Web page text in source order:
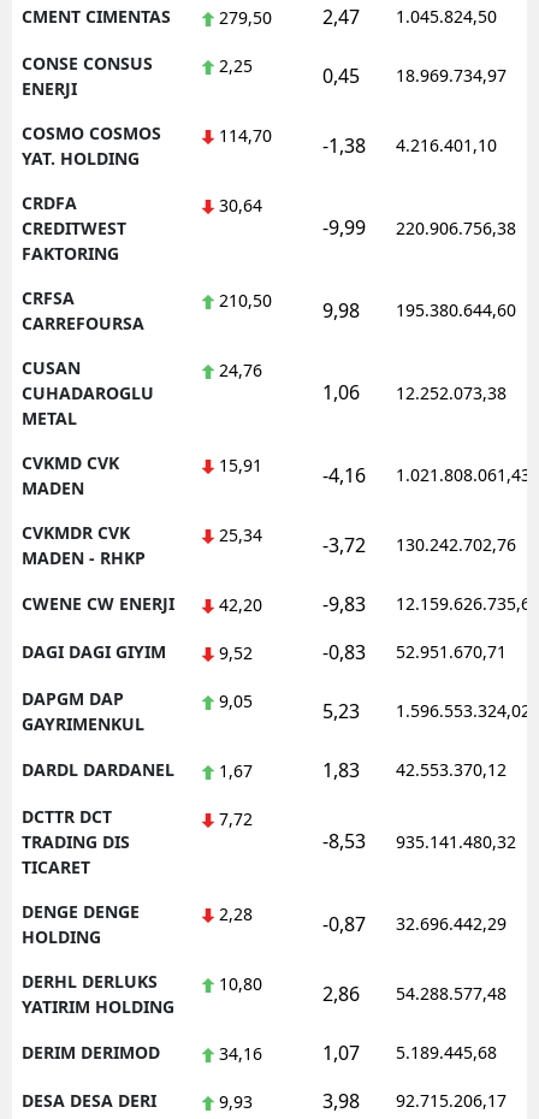
CMENT CIMENTAS 279,50 2,47 1.045.824,50
CONSE CONSUS
ENERJI
2,25 0,45 18.969.734,97
COSMO COSMOS
YAT. HOLDING
114,70 -1,38 4.216.401,10
CRDFA
CREDITWEST
FAKTORING
30,64
-9,99 220.906.756,38
CRFSA
CARREFOURSA
210,50 9,98 195.380.644,60
CUSAN
CUHADAROGLU
METAL
24,76
1,06 12.252.073,38
CVKMD CVK
MADEN
15,91 -4,16 1.021.808.061,43
CVKMDR CVK
MADEN - RHKP
25,34 -3,72 130.242.702,76
CWENE CW ENERJI 42,20 -9,83 12.159.626.735,62
DAGI DAGI GIYIM 9,52 -0,83 52.951.670,71
DAPGM DAP
GAYRIMENKUL
9,05 5,23 1.596.553.324,02
DARDL DARDANEL 1,67 1,83 42.553.370,12
DCTTR DCT
TRADING DIS
TICARET
7,72
-8,53 935.141.480,32
DENGE DENGE
HOLDING
2,28 -0,87 32.696.442,29
DERHL DERLUKS
YATIRIM HOLDING
10,80 2,86 54.288.577,48
DERIM DERIMOD 34,16 1,07 5.189.445,68
DESA DESA DERI 9,93 3,98 92.715.206,17